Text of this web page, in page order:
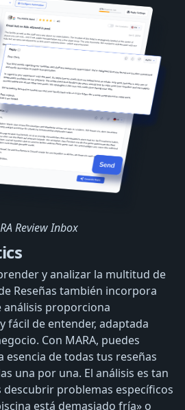
Review Inbox
y analizar la multitud de
Reseñas también incorpora
análisis proporciona
fácil de entender, adaptada
Con MARA, puedes
de todas tus reseñas
una por una. El análisis es tan
descubrir problemas específicos
está demasiado fría» o